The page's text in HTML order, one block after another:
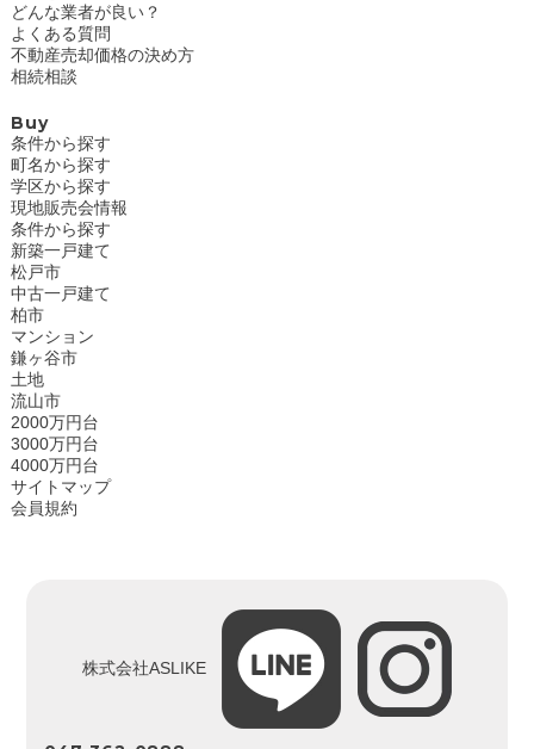
どんな業者が良い？
よくある質問
不動産売却価格の決め方
相続相談
Buy
条件から探す
町名から探す
学区から探す
現地販売会情報
条件から探す
新築一戸建て
松戸市
中古一戸建て
柏市
マンション
鎌ヶ谷市
土地
流山市
2000万円台
3000万円台
4000万円台
サイトマップ
会員規約
株式会社ASLIKE